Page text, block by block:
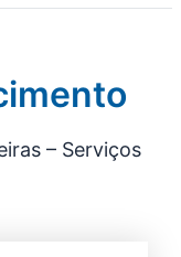
– Serviços